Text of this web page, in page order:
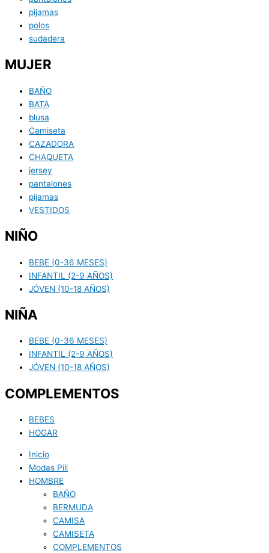
pijamas
polos
sudadera
MUJER
BAÑO
BATA
blusa
Camiseta
CAZADORA
CHAQUETA
jersey
pantalones
pijamas
VESTIDOS
NIÑO
BEBE (0-36 MESES)
INFANTIL (2-9 AÑOS)
JÓVEN (10-18 AÑOS)
NIÑA
BEBE (0-36 MESES)
INFANTIL (2-9 AÑOS)
JÓVEN (10-18 AÑOS)
COMPLEMENTOS
BEBES
HOGAR
Inicio
Modas Pili
HOMBRE
BAÑO
BERMUDA
CAMISA
CAMISETA
COMPLEMENTOS